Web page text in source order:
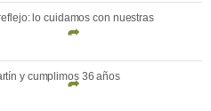
lo cuidamos con nuestras
y cumplimos 36 años